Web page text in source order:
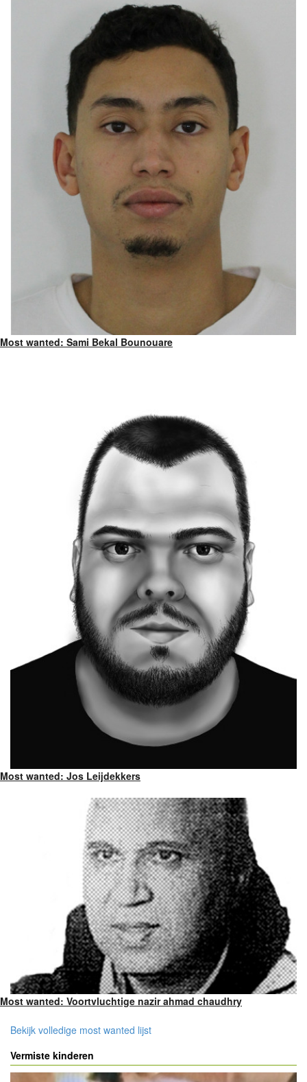
Most wanted: Sami Bekal Bounouare
Most wanted: Jos Leijdekkers
Most wanted: Voortvluchtige nazir ahmad chaudhry
Bekijk volledige most wanted lijst
Vermiste kinderen